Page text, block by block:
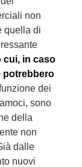
non
quella di
cui, in caso
potrebbero
dei
sono
della
non
dalle
nuovi